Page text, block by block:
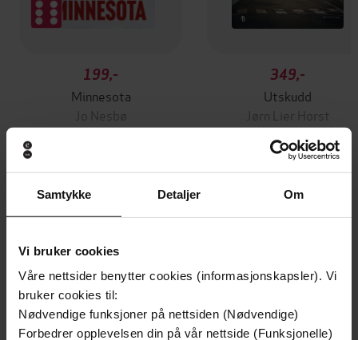
Samtykke Detaljer Om
Vi bruker cookies
Våre nettsider benytter cookies (informasjonskapsler). Vi
bruker cookies til:
Nødvendige funksjoner på nettsiden (Nødvendige)
Forbedrer opplevelsen din på vår nettside (Funksjonelle)
199,-
Minnesota
Jo Nesbø
349,-
Utskudd
Jørn Lier Horst
Undertittel
Fighting for Common Sense in a World
Forfattere Riley Gaines(forfatter)
Forlag Center Street